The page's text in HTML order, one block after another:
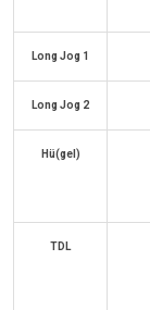
Long Jog 1
Long Jog 2
Hü(gel)
TDL